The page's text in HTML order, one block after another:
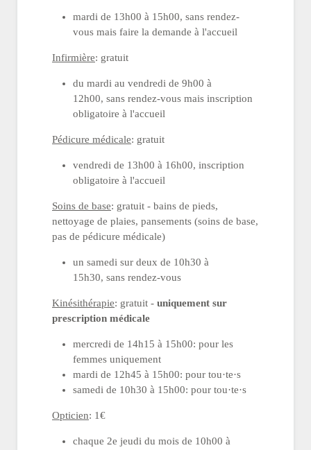
mardi de 13h00 à 15h00, sans rendez-
vous mais faire la demande à l'accueil
Infirmière: gratuit
du mardi au vendredi de 9h00 à
12h00, sans rendez-vous mais inscription
obligatoire à l'accueil
Pédicure médicale: gratuit
vendredi de 13h00 à 16h00, inscription
obligatoire à l'accueil
Soins de base: gratuit - bains de pieds,
nettoyage de plaies, pansements (soins de base,
pas de pédicure médicale)
un samedi sur deux de 10h30 à
15h30, sans rendez-vous
Kinésithérapie: gratuit - uniquement sur
prescription médicale
mercredi de 14h15 à 15h00: pour les
femmes uniquement
mardi de 12h45 à 15h00: pour tou·te·s
samedi de 10h30 à 15h00: pour tou·te·s
Opticien: 1€
chaque 2e jeudi du mois de 10h00 à